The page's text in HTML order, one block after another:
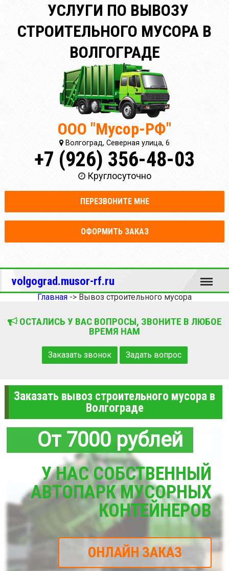
УСЛУГИ ПО ВЫВОЗУ
СТРОИТЕЛЬНОГО МУСОРА В
ВОЛГОГРАДЕ
ООО "Мусор-РФ"
Волгоград, Северная улица, 6
+7 (926) 356-48-03
Круглосуточно
ПЕРЕЗВОНИТЕ МНЕ
ОФОРМИТЬ ЗАКАЗ
volgograd.musor-rf.ru Меню
Главная -> Вывоз строительного мусора
ОСТАЛИСЬ У ВАС ВОПРОСЫ, ЗВОНИТЕ В ЛЮБОЕ
ВРЕМЯ НАМ
Заказать звонок Задать вопрос
Заказать вывоз строительного мусора в
Волгограде
От 7000 рублей
У НАС СОБСТВЕННЫЙ
АВТОПАРК МУСОРНЫХ
КОНТЕЙНЕРОВ
ОНЛАЙН ЗАКАЗ